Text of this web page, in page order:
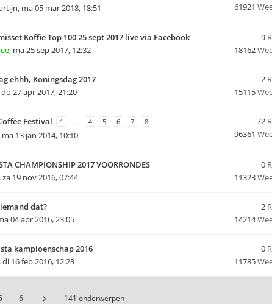
, ma 05 mar 2018, 18:51
61921
Koffie Top 100 25 sept 2017 live via Facebook
, ma 25 sep 2017, 12:32
9
18162
ehhh, Koningsdag 2017
do 27 apr 2017, 21:20
2
15115
Festival 1 … 4 5 6 7 8
ma 13 jan 2014, 10:10
72
96361
CHAMPIONSHIP 2017 VOORRONDES
,za 19 nov 2016, 07:44
0
11323
dat?
04 apr 2016, 23:05
2
14214
kampioenschap 2016
,di 16 feb 2016, 12:23
0
11785
6 141 onderwerpen